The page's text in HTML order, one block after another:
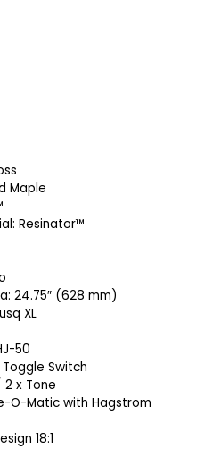
Maple
Resinator™
24.75″ (628 mm)
XL
50
Switch
x Tone
O-Matic with Hagstrom
18:1